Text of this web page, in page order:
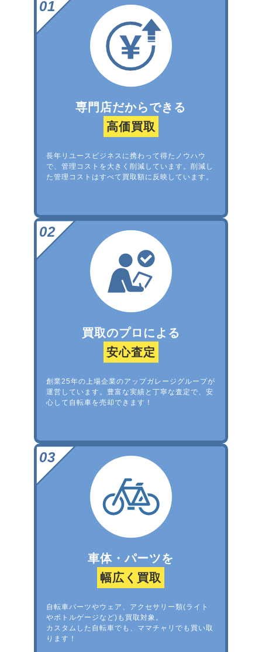
専門店だからできる
高価買取
長年リユースビジネスに携わって得たノウハウ
で、管理コストを大きく削減しています。削減し
た管理コストはすべて買取額に反映しています。
買取のプロによる
安心査定
創業25年の上場企業のアップガレージグループが
運営しています。豊富な実績と丁寧な査定で、安
心して自転車を売却できます！
車体・パーツを
幅広く買取
自転車パーツやウェア、アクセサリー類(ライト
やボトルゲージなど)も買取対象。
カスタムした自転車でも、ママチャリでも買い取
ります！